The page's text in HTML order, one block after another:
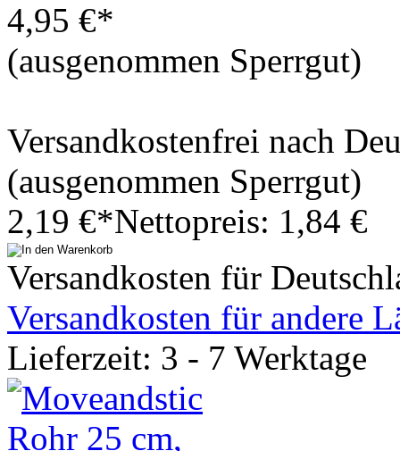
4,95 €*
(ausgenommen Sperrgut)
Versandkostenfrei nach
(ausgenommen Sperrgut)
2,19 €*Nettopreis: 1,84 €
Versandkosten für
Versandkosten für andere
Lieferzeit: 3 - 7 Werktage